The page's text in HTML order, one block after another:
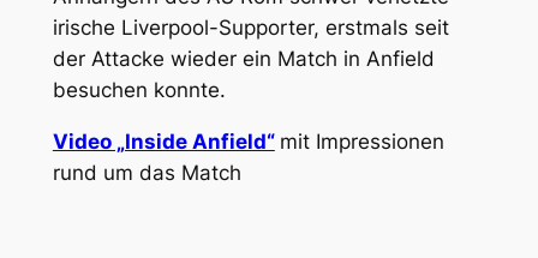
irische Liverpool-Supporter, erstmals seit
der Attacke wieder ein Match in Anfield
besuchen konnte.
Video „Inside Anfield“ mit Impressionen
rund um das Match